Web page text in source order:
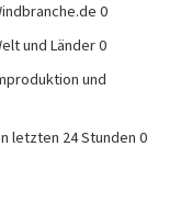
0
und Länder 0
und
letzten 24 Stunden 0